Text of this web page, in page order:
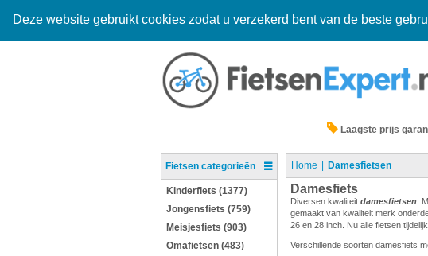
Deze website gebruikt cookies zodat u verzekerd bent van de beste
Laagste prijs
Fietsen categorieën
Kinderfiets (1377)
Jongensfiets (759)
Meisjesfiets (903)
Omafietsen (483)
Home Damesfietsen
Damesfiets
Diversen kwaliteit damesfietsen.
gemaakt van kwaliteit merk
26 en 28 inch. Nu alle fietsen
Verschillende soorten damesfiets